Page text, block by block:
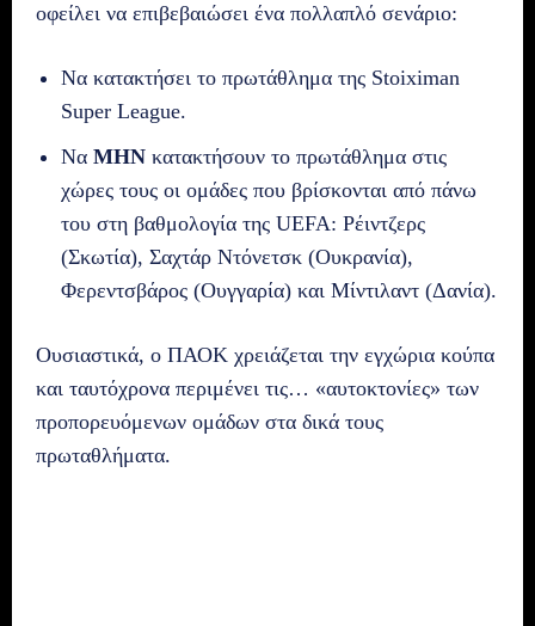
οφείλει να επιβεβαιώσει ένα πολλαπλό σενάριο:
Να κατακτήσει το πρωτάθλημα της Stoiximan
Super League.
Να ΜΗΝ κατακτήσουν το πρωτάθλημα στις
χώρες τους οι ομάδες που βρίσκονται από πάνω
του στη βαθμολογία της UEFA: Ρέιντζερς
(Σκωτία), Σαχτάρ Ντόνετσκ (Ουκρανία),
Φερεντσβάρος (Ουγγαρία) και Μίντιλαντ (Δανία).
Ουσιαστικά, ο ΠΑΟΚ χρειάζεται την εγχώρια κούπα
και ταυτόχρονα περιμένει τις… «αυτοκτονίες» των
προπορευόμενων ομάδων στα δικά τους
πρωταθλήματα.